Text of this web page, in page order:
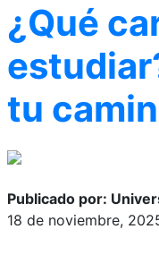
¿Qué
tu
Publicado por:
18 de noviembre,